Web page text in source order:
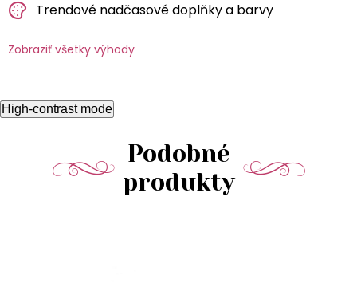
Trendové nadčasové doplňky a barvy
Zobraziť všetky výhody
High-contrast mode
Podobné
produkty